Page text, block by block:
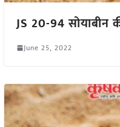
JS 20-94 सोयाबीन
June 25, 2022